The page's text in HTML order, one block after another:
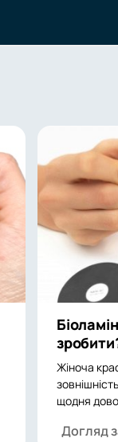
Жіноча
щодня
Догляд